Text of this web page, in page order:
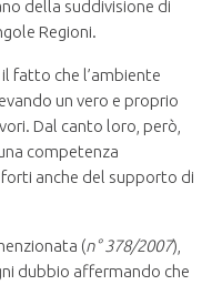
della suddivisione di
Regioni.
fatto che l’ambiente
un vero e proprio
Dal canto loro, però,
competenza
anche del supporto di
(n° 378/2007),
dubbio affermando che